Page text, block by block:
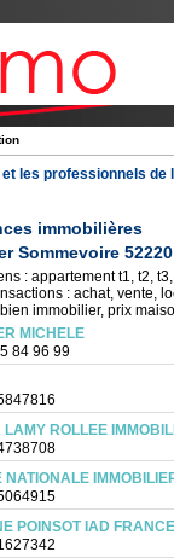
et les professionnels
immobilières
Sommevoire 52220
: appartement t1, t2,
: achat, vente,
immobilier, prix
MICHELE
84 96 99
ROLLEE
NATIONALE
POINSOT IAD FRANCE